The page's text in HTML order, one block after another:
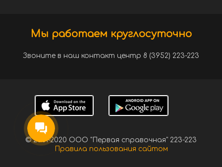
Мы работаем круглосуточно
Звоните в наш контакт центр 8 (3952) 223-223
© 2001-2020 ООО "Первая справочная" 223-223
Правила пользования сайтом